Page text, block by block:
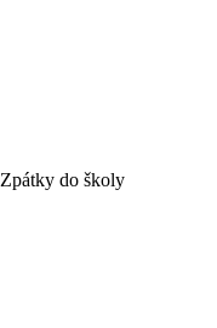
Zpátky do školy